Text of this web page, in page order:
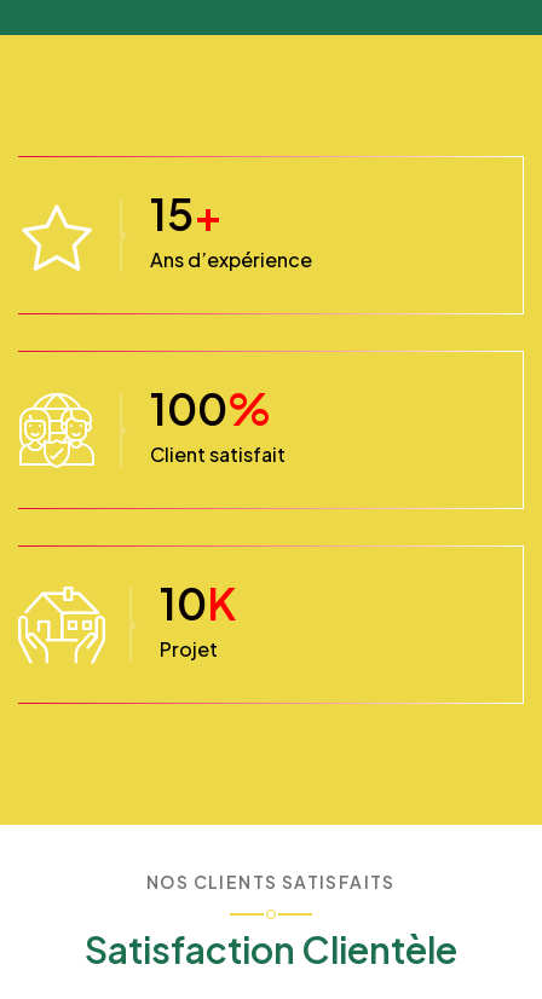
15+
Ans d’expérience
100%
Client satisfait
10K
Projet
NOS CLIENTS SATISFAITS
Satisfaction Clientèle